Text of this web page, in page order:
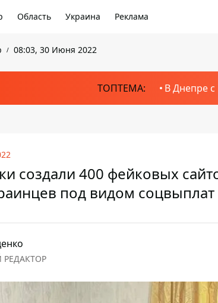
Область Украина Реклама
08:03, 30 Июня 2022
ТОПТЕМА: В Днепре
создали 400 фейковых
под видом соцвыплат
РЕДАКТОР